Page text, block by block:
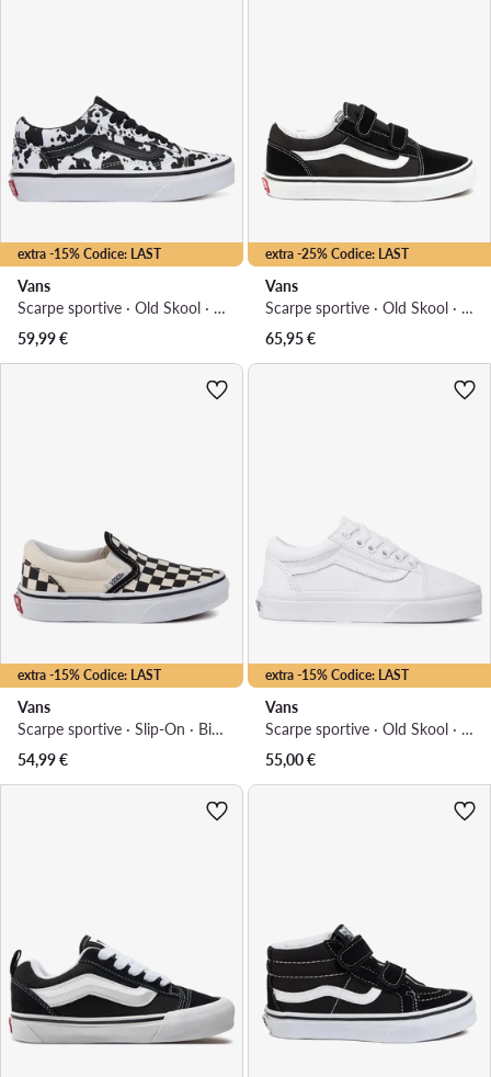
extra -15% Codice: LAST
Vans
Scarpe sportive · Old Skool · Bianco
59,99€
extra -25% Codice: LAST
Vans
Scarpe sportive · Old Skool · Nero
65,95€
extra -15% Codice: LAST
Vans
Scarpe sportive · Slip-On · Bianco
54,99€
extra -15% Codice: LAST
Vans
Scarpe sportive · Old Skool · Bianco
55,00€